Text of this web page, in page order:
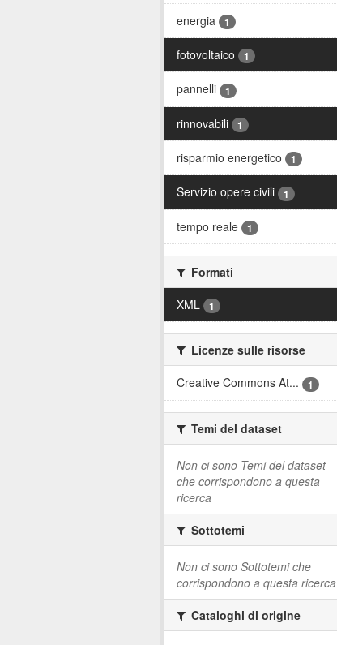
energia 1
fotovoltaico 1
pannelli 1
rinnovabili 1
risparmio energetico 1
Servizio opere civili 1
tempo reale 1
Formati
XML
1
Licenze sulle risorse
Creative Commons At...
1
Temi del dataset
Non ci sono Temi del dataset
che corrispondono a questa
ricerca
Sottotemi
Non ci sono Sottotemi che
corrispondono a questa ricerca
Cataloghi di origine